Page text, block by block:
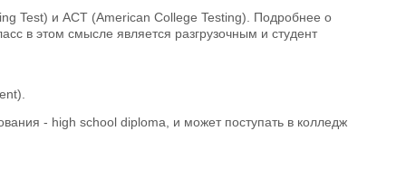
Test) и ACT (American College Testing). Подробнее о
в этом смысле является разгрузочным и студент
- high school diploma, и может поступать в колледж